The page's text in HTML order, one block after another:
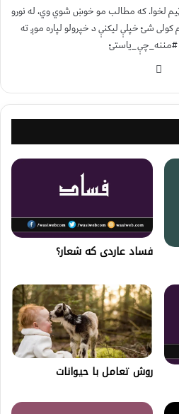
لخوا. که مطالب مو خوښ شوي وي، له نورو
شئ خپلې لیکنې د خپرولو لپاره موږ ته
#مننه_چې_یاستئ
فساد عاردى كه شعار؟
روش تعامل با حیوانات